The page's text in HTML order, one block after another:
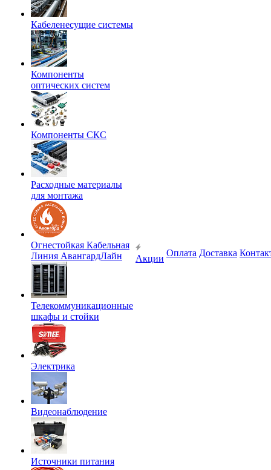
Кабеленесущие системы
Компоненты
оптических систем
Компоненты СКС
Расходные материалы
для монтажа
Огнестойкая Кабельная
Линия АвангардЛайн
Телекоммуникационные
шкафы и стойки
Электрика
Видеонаблюдение
Источники питания
Акции
Оплата Доставка